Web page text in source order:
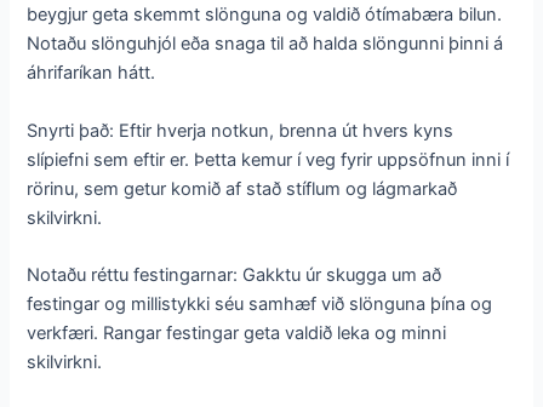
beygjur geta skemmt slönguna og valdið ótímabæra bilun.
Notaðu slönguhjól eða snaga til að halda slöngunni þinni á
áhrifaríkan hátt.
Snyrti það: Eftir hverja notkun, brenna út hvers kyns
slípiefni sem eftir er. Þetta kemur í veg fyrir uppsöfnun inni í
rörinu, sem getur komið af stað stíflum og lágmarkað
skilvirkni.
Notaðu réttu festingarnar: Gakktu úr skugga um að
festingar og millistykki séu samhæf við slönguna þína og
verkfæri. Rangar festingar geta valdið leka og minni
skilvirkni.